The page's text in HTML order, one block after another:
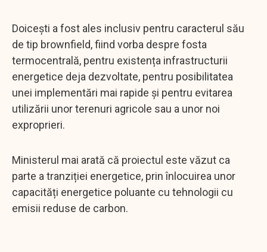
Doicești a fost ales inclusiv pentru caracterul său
de tip brownfield, fiind vorba despre fosta
termocentrală, pentru existența infrastructurii
energetice deja dezvoltate, pentru posibilitatea
unei implementări mai rapide și pentru evitarea
utilizării unor terenuri agricole sau a unor noi
exproprieri.
Ministerul mai arată că proiectul este văzut ca
parte a tranziției energetice, prin înlocuirea unor
capacități energetice poluante cu tehnologii cu
emisii reduse de carbon.